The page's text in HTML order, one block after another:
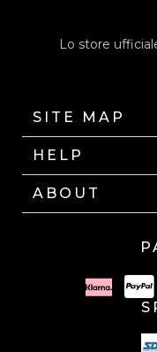
Lo store
SITE MAP
HELP
ABOUT